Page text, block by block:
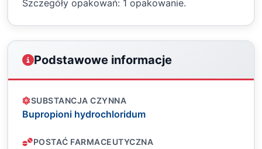
Szczegóły opakowań: 1 opakowanie.
Podstawowe informacje
SUBSTANCJA CZYNNA
Bupropioni hydrochloridum
POSTAĆ FARMACEUTYCZNA